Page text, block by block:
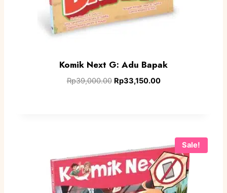
Komik Next G: Adu Bapak
Rp39,000.00 Rp33,150.00
Sale!